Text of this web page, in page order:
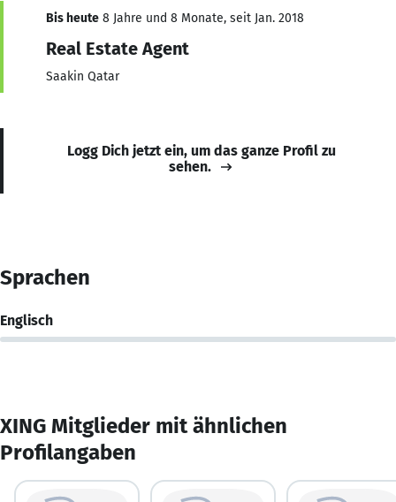
Bis heute 8 Jahre und 8 Monate, seit Jan. 2018
Real Estate Agent
Saakin Qatar
Logg Dich jetzt ein, um das ganze Profil zu
sehen.
Sprachen
Englisch
XING Mitglieder mit ähnlichen
Profilangaben